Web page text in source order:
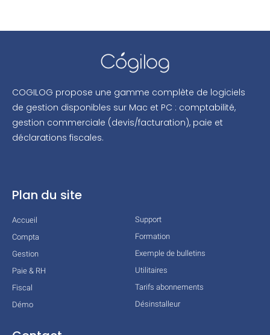
COGILOG propose une gamme complète de logiciels
de gestion disponibles sur Mac et PC : comptabilité,
gestion commerciale (devis/facturation), paie et
déclarations fiscales.
Plan du site
Accueil
Compta
Gestion
Paie & RH
Fiscal
Démo
Support
Formation
Exemple de bulletins
Utilitaires
Tarifs abonnements
Désinstalleur